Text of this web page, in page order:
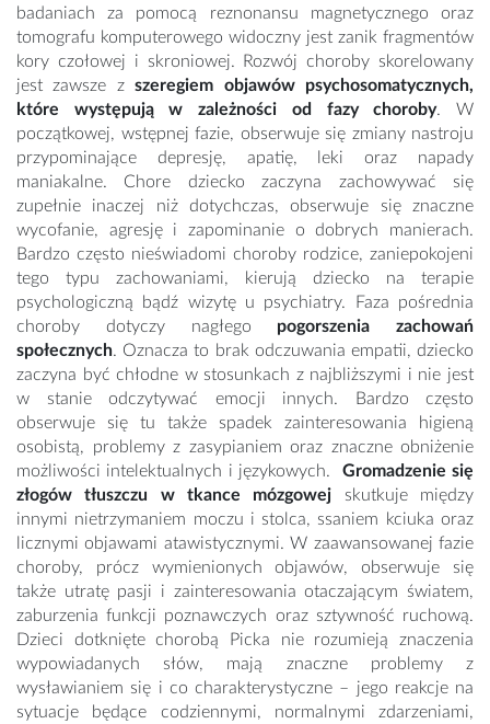
badaniach za pomocą reznonansu magnetycznego oraz
tomografu komputerowego widoczny jest zanik fragmentów
kory czołowej i skroniowej. Rozwój choroby skorelowany
jest zawsze zszeregiem objawów psychosomatycznych,
które występują w zależności od fazy choroby. W
początkowej, wstępnej fazie, obserwuje się zmiany nastroju
przypominające depresję, apatię, leki oraz napady
maniakalne. Chore dziecko zaczyna zachowywać się
zupełnie inaczej niż dotychczas, obserwuje się znaczne
wycofanie, agresję i zapominanie o dobrych manierach.
Bardzo często nieświadomi choroby rodzice, zaniepokojeni
tego typu zachowaniami, kierują dziecko na terapie
psychologiczną bądź wizytę u psychiatry. Faza pośrednia
choroby dotyczy nagłego pogorszenia zachowań
społecznych. Oznacza to brak odczuwania empatii, dziecko
zaczyna być chłodne w stosunkach z najbliższymi i nie jest
w stanie odczytywać emocji innych. Bardzo często
obserwuje się tu także spadek zainteresowania higieną
osobistą, problemy z zasypianiem oraz znaczne obniżenie
możliwości intelektualnych i językowych. Gromadzenie się
złogów tłuszczu w tkance mózgowej skutkuje między
innymi nietrzymaniem moczu i stolca, ssaniem kciuka oraz
licznymi objawami atawistycznymi. W zaawansowanej fazie
choroby, prócz wymienionych objawów, obserwuje się
także utratę pasji i zainteresowania otaczającym światem,
zaburzenia funkcji poznawczych oraz sztywność ruchową.
Dzieci dotknięte chorobą Picka nie rozumieją znaczenia
wypowiadanych słów, mają znaczne problemy z
wysławianiem się i co charakterystyczne – jego reakcje na
sytuacje będące codziennymi, normalnymi zdarzeniami,